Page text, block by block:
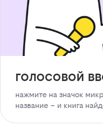
голосовой
нажмите на значок
название – и книга